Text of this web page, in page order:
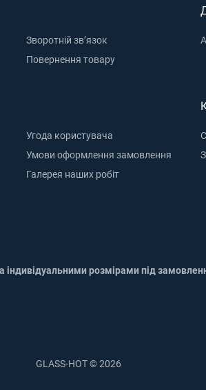
Зворотній зв’язок
Повернення товару
Угода користувача
Умови оформлення замовлення
Галерея наших робіт
індивідуальними розмірами під
GLASS-HOT © 2026